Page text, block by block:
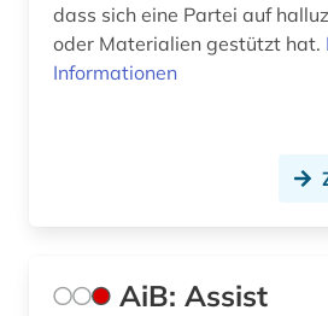
debatte (1)
designschutz (5)
dass sich eine Partei auf
oder Materialien gestützt hat.
Informationen
AiB: Assist